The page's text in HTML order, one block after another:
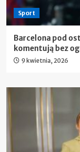
Sport
Barcelona pod
komentują bez
9 kwietnia, 2026